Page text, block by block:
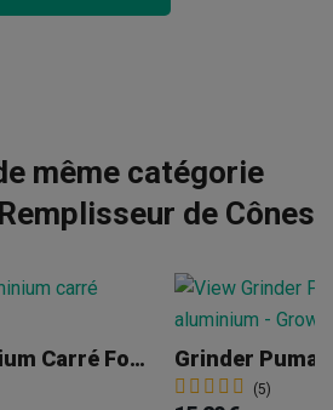
même catégorie
de Cônes
Grinder En Aluminium Carré Forbes Grinder
(5)